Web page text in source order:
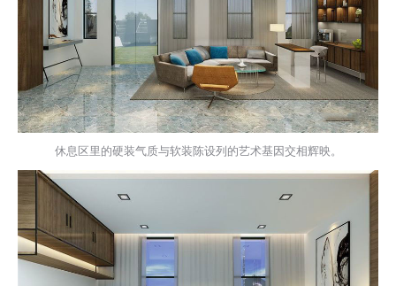
休息区里的硬装气质与软装陈设列的艺术基因交相辉映。